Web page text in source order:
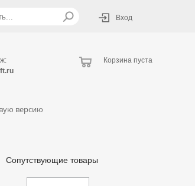
Вход
Корзина пуста
версию
Сопутствующие товары